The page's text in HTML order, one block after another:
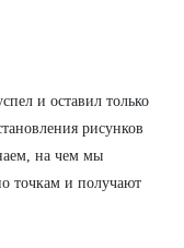
и оставил только
рисунков
на чем мы
точкам и получают